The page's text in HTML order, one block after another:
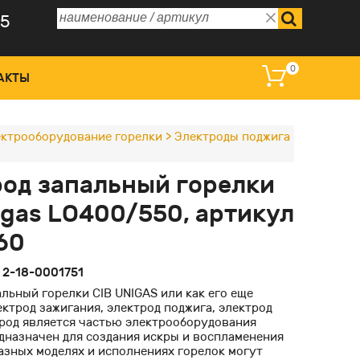
и дисплеи
катушки
преобразователи
регулирующие
0
горелки > Электроды поджига
запальный горелки
LO400/550, артикул
2-18-0001751
горелки CIB UNIGAS или как его еще
зажигания, электрод поджига, электрод
является частью электрооборудования
для создания искры и воспламенения
моделях и исполнениях горелок могут